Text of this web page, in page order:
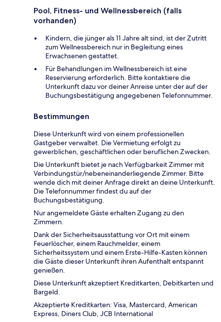
Pool, Fitness- und Wellnessbereich (falls
vorhanden)
Kindern, die jünger als 11 Jahre alt sind, ist der Zutritt
zum Wellnessbereich nur in Begleitung eines
Erwachsenen gestattet.
Für Behandlungen im Wellnessbereich ist eine
Reservierung erforderlich. Bitte kontaktiere die
Unterkunft dazu vor deiner Anreise unter der auf der
Buchungsbestätigung angegebenen Telefonnummer.
Bestimmungen
Diese Unterkunft wird von einem professionellen
Gastgeber verwaltet. Die Vermietung erfolgt zu
gewerblichen, geschäftlichen oder beruflichen Zwecken.
Die Unterkunft bietet je nach Verfügbarkeit Zimmer mit
Verbindungstür/nebeneinanderliegende Zimmer. Bitte
wende dich mit deiner Anfrage direkt an deine Unterkunft.
Die Telefonnummer findest du auf der
Buchungsbestätigung.
Nur angemeldete Gäste erhalten Zugang zu den
Zimmern.
Dank der Sicherheitsausstattung vor Ort mit einem
Feuerlöscher, einem Rauchmelder, einem
Sicherheitssystem und einem Erste-Hilfe-Kasten können
die Gäste dieser Unterkunft ihren Aufenthalt entspannt
genießen.
Diese Unterkunft akzeptiert Kreditkarten, Debitkarten und
Bargeld.
Akzeptierte Kreditkarten: Visa, Mastercard, American
Express, Diners Club, JCB International